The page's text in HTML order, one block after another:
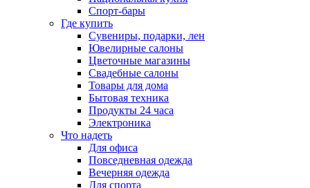
Спорт-бары
Где купить
Сувениры, подарки, лен
Ювелирные салоны
Цветочные магазины
Свадебные салоны
Товары для дома
Бытовая техника
Продукты 24 часа
Электроника
Что надеть
Для офиса
Повседневная одежда
Вечерняя одежда
Для спорта